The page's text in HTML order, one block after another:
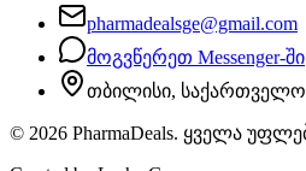
pharmadealsge@gmail.com
მოგვწერეთ Messenger-ში
თბილისი, საქართველო
© 2026 PharmaDeals. ყველა